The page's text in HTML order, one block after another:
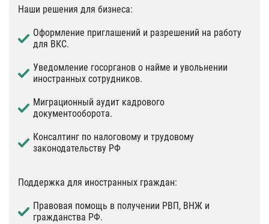
Наши решения для бизнеса:
Оформление приглашений и разрешений на работу
для ВКС.
Уведомление госорганов о найме и увольнении
иностранных сотрудников.
Миграционный аудит кадрового
документооборота.
Консалтинг по налоговому и трудовому
законодательству РФ
Поддержка для иностранных граждан:
Правовая помощь в получении РВП, ВНЖ и
гражданства РФ.